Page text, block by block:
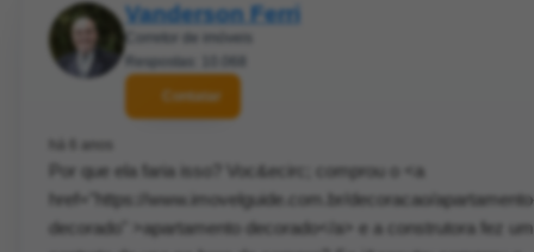
Vanderson Ferri
Contatar
Por que ela faria isso? Voc&ecirc; comprou o <a
href="https://www.imovelguide.com.br/decoracao/
decorado" >apartamento decorado</a> e a construtora fez um